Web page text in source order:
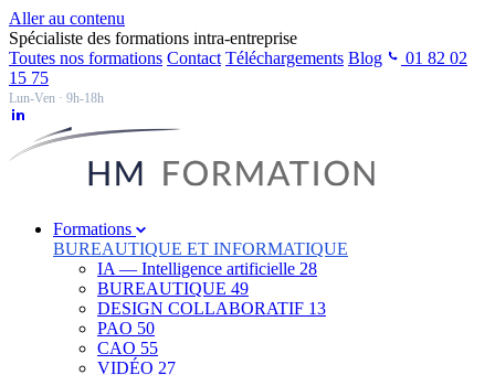
Aller au contenu
Spécialiste des formations intra-entreprise
Toutes nos formations Contact Téléchargements Blog
01 82 02
15 75
Lun-Ven · 9h-18h
Formations
BUREAUTIQUE ET INFORMATIQUE
IA — Intelligence artificielle 28
BUREAUTIQUE 49
DESIGN COLLABORATIF 13
PAO 50
CAO 55
VIDÉO 27